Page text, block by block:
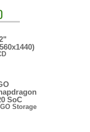
SoC
Storage